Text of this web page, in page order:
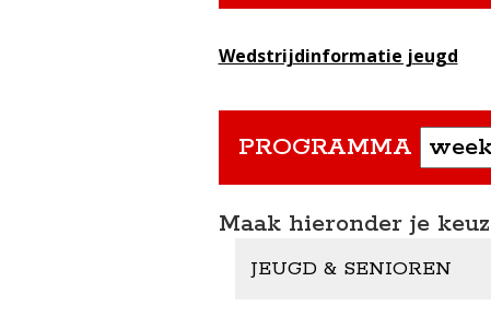
Wedstrijdinformatie jeugd
PROGRAMMA
Maak hieronder je
JEUGD & SENIOREN